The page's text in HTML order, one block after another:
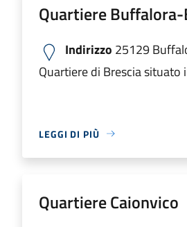
Quartiere
Indirizzo 25129
Quartiere di Brescia situato
LEGGI DI PIÙ
Quartiere Caionvico